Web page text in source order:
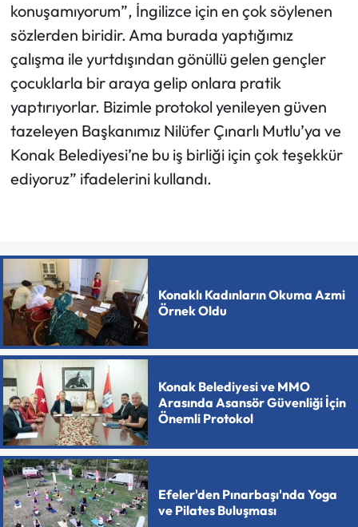
konuşamıyorum”, İngilizce için en çok söylenen
sözlerden biridir. Ama burada yaptığımız
çalışma ile yurtdışından gönüllü gelen gençler
çocuklarla bir araya gelip onlara pratik
yaptırıyorlar. Bizimle protokol yenileyen güven
tazeleyen Başkanımız Nilüfer Çınarlı Mutlu’ya ve
Konak Belediyesi’ne bu iş birliği için çok teşekkür
ediyoruz” ifadelerini kullandı.
Konaklı Kadınların Okuma Azmi
Örnek Oldu
Konak Belediyesi ve MMO
Arasında Asansör Güvenliği İçin
Önemli Protokol
Efeler'den Pınarbaşı'nda Yoga
ve Pilates Buluşması